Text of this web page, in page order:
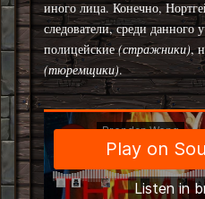
иного лица. Конечно,
следователи, среди данного
полицейские(стражники),
(тюремщики).